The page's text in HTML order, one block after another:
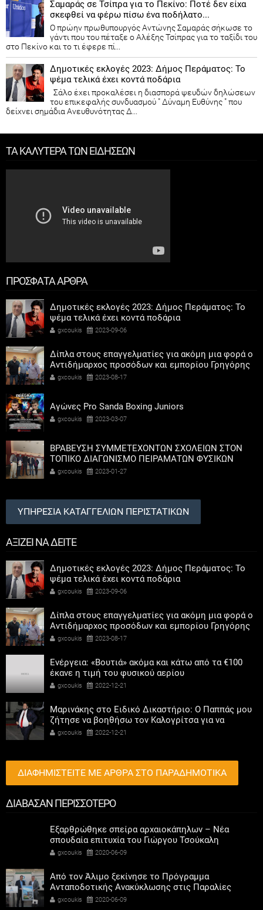
Σαμαράς σε Τσίπρα για το Πεκίνο: Ποτέ δεν είχα
σκεφθεί να φέρω πίσω ένα ποδήλατο...
Ο πρώην πρωθυπουργός Αντώνης Σαμαράς σήκωσε το
γάντι που του πέταξε ο Αλέξης Τσίπρας για το ταξίδι του
στο Πεκίνο και το τι έφερε πί...
Δημοτικές εκλογές 2023: Δήμος Περάματος: Το
ψέμα τελικά έχει κοντά ποδάρια
Σάλο έχει προκαλέσει η διασπορά ψευδών δηλώσεων
του επικεφαλής συνδυασμού " Δύναμη Ευθύνης " που
δείχνει σημάδια Ανευθυνότητας Δ...
ΤΑ ΚΑΛΥΤΕΡΑ ΤΩΝ ΕΙΔΗΣΕΩΝ
ΠΡΟΣΦΑΤΑ ΑΡΘΡΑ
Δημοτικές εκλογές 2023: Δήμος Περάματος: Το
ψέμα τελικά έχει κοντά ποδάρια
gxcoukis 2023-09-06
Δίπλα στους επαγγελματίες για ακόμη μια φορά ο
Αντιδήμαρχος προσόδων και εμπορίου Γρηγόρης
Καψοκόλης
gxcoukis 2023-08-17
Αγώνες Pro Sanda Boxing Juniors
gxcoukis 2023-03-07
ΒΡΑΒΕΥΣΗ ΣΥΜΜΕΤΕΧΟΝΤΩΝ ΣΧΟΛΕΙΩΝ ΣΤΟΝ
ΤΟΠΙΚΟ ΔΙΑΓΩΝΙΣΜΟ ΠΕΙΡΑΜΑΤΩΝ ΦΥΣΙΚΩΝ
ΕΠΙΣΤΗΜΩΝ
gxcoukis 2023-01-27
ΥΠΗΡΕΣΙΑ ΚΑΤΑΓΓΕΛΙΩΝ ΠΕΡΙΣΤΑΤΙΚΩΝ
ΑΞΙΖΕΙ ΝΑ ΔΕΙΤΕ
Δημοτικές εκλογές 2023: Δήμος Περάματος: Το
ψέμα τελικά έχει κοντά ποδάρια
gxcoukis 2023-09-06
Δίπλα στους επαγγελματίες για ακόμη μια φορά ο
Αντιδήμαρχος προσόδων και εμπορίου Γρηγόρης
Καψοκόλης
gxcoukis 2023-08-17
Ενέργεια: «Βουτιά» ακόμα και κάτω από τα €100
έκανε η τιμή του φυσικού αερίου
gxcoukis 2022-12-21
Μαρινάκης στο Ειδικό Δικαστήριο: Ο Παππάς μου
ζήτησε να βοηθήσω τον Καλογρίτσα για να
αποκτήσει σταθμό ο ΣΥΡΙΖΑ
gxcoukis 2022-12-21
ΔΙΑΦΗΜΙΣΤΕΙΤΕ ΜΕ ΑΡΘΡΑ ΣΤΟ ΠΑΡΑΔΗΜΟΤΙΚΑ
ΔΙΑΒΑΣΑΝ ΠΕΡΙΣΣΟΤΕΡΟ
Εξαρθρώθηκε σπείρα αρχαιοκάπηλων – Νέα
σπουδαία επιτυχία του Γιώργου Τσούκαλη
gxcoukis 2020-06-09
Από τον Άλιμο ξεκίνησε το Πρόγραμμα
Ανταποδοτικής Ανακύκλωσης στις Παραλίες
gxcoukis 2020-06-09